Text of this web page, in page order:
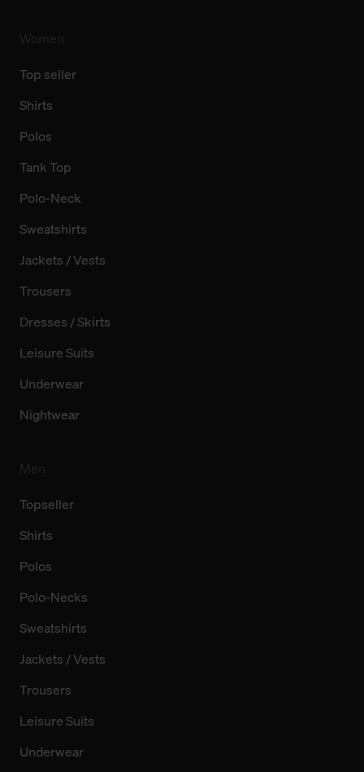
Top seller
Shirts
Polos
Tank Top
Polo-Neck
Sweatshirts
Jackets / Vests
Trousers
Dresses / Skirts
Leisure Suits
Underwear
Nightwear
Topseller
Shirts
Polos
Polo-Necks
Sweatshirts
Jackets / Vests
Trousers
Leisure Suits
Underwear